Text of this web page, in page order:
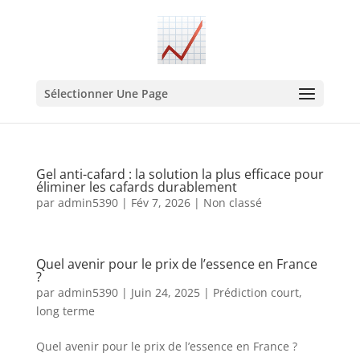
Sélectionner Une Page
Gel anti-cafard : la solution la plus efficace pour
éliminer les cafards durablement
par admin5390| Fév 7, 2026| Non classé
Quel avenir pour le prix de l’essence en France
?
par admin5390| Juin 24, 2025| Prédiction court,
long terme
Quel avenir pour le prix de l’essence en France ?